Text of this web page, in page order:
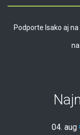
Podporte Isako aj
04. aug